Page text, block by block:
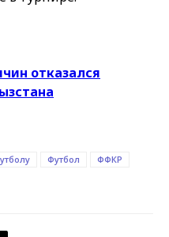
отказался
Футбол
ФФКР